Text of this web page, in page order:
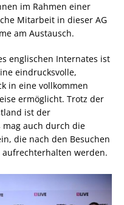
im Rahmen einer
Mitarbeit in dieser AG
am Austausch.
englischen Internates ist
eindrucksvolle,
in eine vollkommen
ermöglicht. Trotz der
ist der
mag auch durch die
die nach den Besuchen
werden.